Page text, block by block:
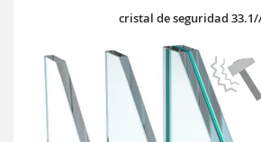
cristal de seguridad